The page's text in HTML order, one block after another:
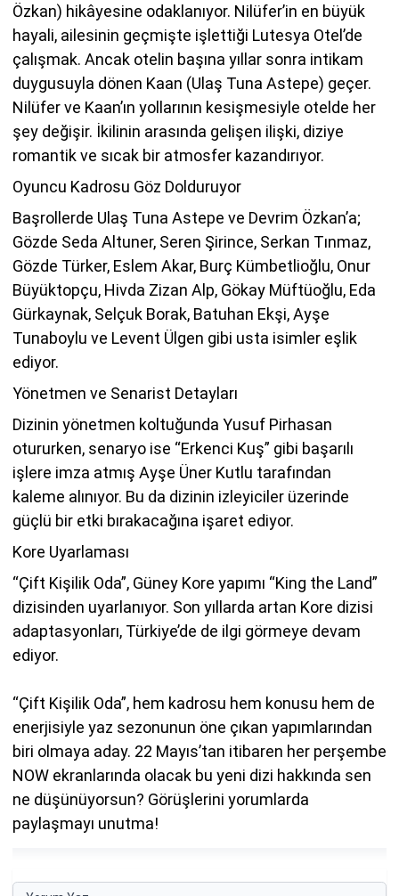
Özkan) hikâyesine odaklanıyor. Nilüfer’in en büyük
hayali, ailesinin geçmişte işlettiği Lutesya Otel’de
çalışmak. Ancak otelin başına yıllar sonra intikam
duygusuyla dönen Kaan (Ulaş Tuna Astepe) geçer.
Nilüfer ve Kaan’ın yollarının kesişmesiyle otelde her
şey değişir. İkilinin arasında gelişen ilişki, diziye
romantik ve sıcak bir atmosfer kazandırıyor.
Oyuncu Kadrosu Göz Dolduruyor
Başrollerde Ulaş Tuna Astepe ve Devrim Özkan’a;
Gözde Seda Altuner, Seren Şirince, Serkan Tınmaz,
Gözde Türker, Eslem Akar, Burç Kümbetlioğlu, Onur
Büyüktopçu, Hivda Zizan Alp, Gökay Müftüoğlu, Eda
Gürkaynak, Selçuk Borak, Batuhan Ekşi, Ayşe
Tunaboylu ve Levent Ülgen gibi usta isimler eşlik
ediyor.
Yönetmen ve Senarist Detayları
Dizinin yönetmen koltuğunda Yusuf Pirhasan
otururken, senaryo ise “Erkenci Kuş” gibi başarılı
işlere imza atmış Ayşe Üner Kutlu tarafından
kaleme alınıyor. Bu da dizinin izleyiciler üzerinde
güçlü bir etki bırakacağına işaret ediyor.
Kore Uyarlaması
“Çift Kişilik Oda”, Güney Kore yapımı “King the Land”
dizisinden uyarlanıyor. Son yıllarda artan Kore dizisi
adaptasyonları, Türkiye’de de ilgi görmeye devam
ediyor.
“Çift Kişilik Oda”, hem kadrosu hem konusu hem de
enerjisiyle yaz sezonunun öne çıkan yapımlarından
biri olmaya aday. 22 Mayıs’tan itibaren her perşembe
NOW ekranlarında olacak bu yeni dizi hakkında sen
ne düşünüyorsun? Görüşlerini yorumlarda
paylaşmayı unutma!